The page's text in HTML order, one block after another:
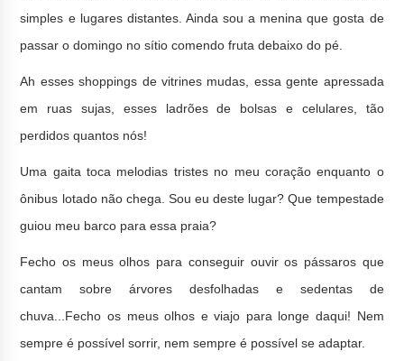
simples e lugares distantes. Ainda sou a menina que gosta de
passar o domingo no sítio comendo fruta debaixo do pé.
Ah esses shoppings de vitrines mudas, essa gente apressada
em ruas sujas, esses ladrões de bolsas e celulares, tão
perdidos quantos nós!
Uma gaita toca melodias tristes no meu coração enquanto o
ônibus lotado não chega. Sou eu deste lugar? Que tempestade
guiou meu barco para essa praia?
Fecho os meus olhos para conseguir ouvir os pássaros que
cantam sobre árvores desfolhadas e sedentas de
chuva...Fecho os meus olhos e viajo para longe daqui! Nem
sempre é possível sorrir, nem sempre é possível se adaptar.